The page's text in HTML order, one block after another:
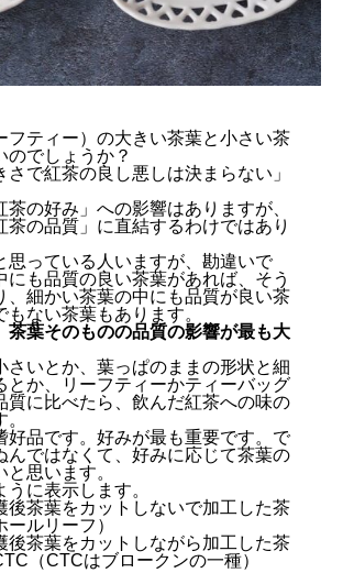
フティー）の大きい茶葉と小さい茶
のでしょうか？
で紅茶の良し悪しは決まらない」
の好み」への影響はありますが、
茶の品質」に直結するわけではあり
思っている人いますが、勘違いで
にも品質の良い茶葉があれば、そう
、細かい茶葉の中にも品質が良い茶
ない茶葉もあります。
茶葉そのものの品質の影響が最も大
さいとか、葉っぱのままの形状と細
とか、リーフティーかティーバッグ
質に比べたら、飲んだ紅茶への味の
好品です。好みが最も重要です。で
んではなくて、好みに応じて茶葉の
思います。
に表示します。
後茶葉をカットしないで加工した茶
ルリーフ）
後茶葉をカットしながら加工した茶
（CTCはブロークンの一種）